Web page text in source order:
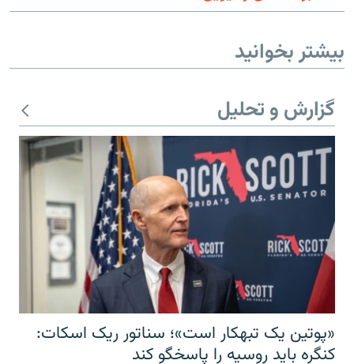
بیشتر بخوانید
گزارش و تحلیل
«پوتین یک تبهکار است»؛ سناتور ریک اسکات:
کنگره باید روسیه را پاسخگو کند